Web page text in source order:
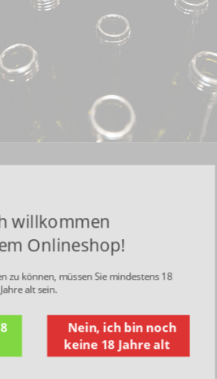
Nein, ich bin noch
keine 18 Jahre alt
willkommen
Onlineshop!
zu können, müssen Sie mindestens 18
Jahre alt sein.